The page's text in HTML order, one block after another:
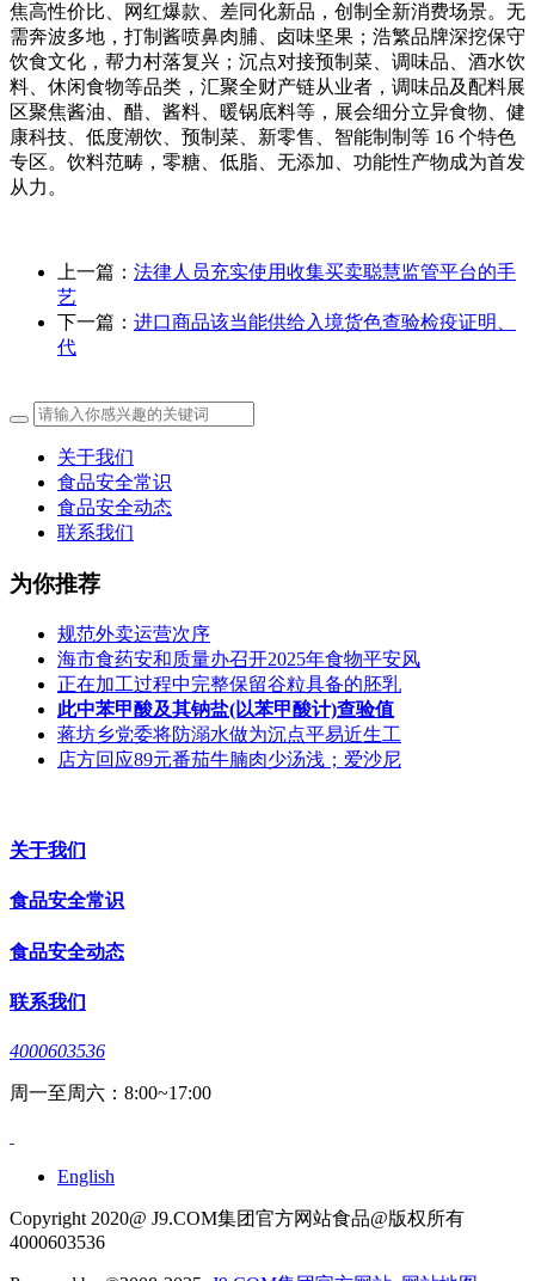
焦高性价比、网红爆款、差同化新品，创制全新消费场景。无
需奔波多地，打制酱喷鼻肉脯、卤味坚果；浩繁品牌深挖保守
饮食文化，帮力村落复兴；沉点对接预制菜、调味品、酒水饮
料、休闲食物等品类，汇聚全财产链从业者，调味品及配料展
区聚焦酱油、醋、酱料、暖锅底料等，展会细分立异食物、健
康科技、低度潮饮、预制菜、新零售、智能制制等 16 个特色
专区。饮料范畴，零糖、低脂、无添加、功能性产物成为首发
从力。
上一篇： 法律人员充实使用收集买卖聪慧监管平台的手
艺
下一篇： 进口商品该当能供给入境货色查验检疫证明、
代
关于我们
食品安全常识
食品安全动态
联系我们
为你推荐
规范外卖运营次序
海市食药安和质量办召开2025年食物平安风
正在加工过程中完整保留谷粒具备的胚乳
此中苯甲酸及其钠盐(以苯甲酸计)查验值
蒋坊乡党委将防溺水做为沉点平易近生工
店方回应89元番茄牛腩肉少汤浅；爱沙尼
关于我们
食品安全常识
食品安全动态
联系我们
4000603536
周一至周六：8:00~17:00
English
Copyright 2020@ J9.COM集团官方网站食品@版权所有
4000603536